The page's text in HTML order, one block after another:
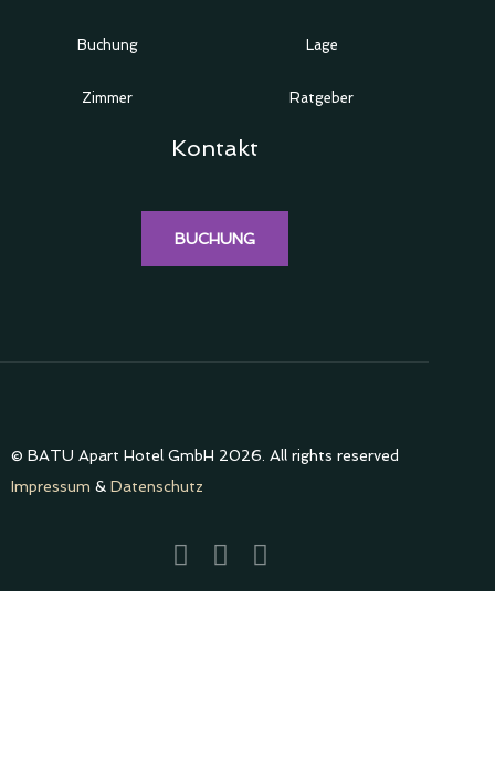
Buchung
Zimmer
Lage
Ratgeber
Kontakt
BUCHUNG
© BATU Apart Hotel GmbH 2026. All rights reserved
Impressum & Datenschutz